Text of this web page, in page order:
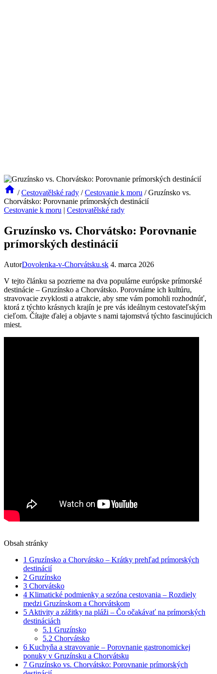
/ Cestovatělské rady / Cestovanie k moru / Gruzínsko vs.
Chorvátsko: Porovnanie prímorských destinácií
Cestovanie k moru | Cestovatělské rady
Gruzínsko vs. Chorvátsko: Porovnanie
prímorských destinácií
AutorDovolenka-v-Chorvátsku.sk 4. marca 2026
V tejto článku sa pozrieme na dva populárne európske prímorské
destinácie – Gruzínsko a Chorvátsko. Porovnáme ich kultúru,
stravovacie zvyklosti a atrakcie, aby sme vám pomohli rozhodnúť,
ktorá z týchto krásnych krajín je pre vás ideálnym cestovateľským
cieľom. Čítajte ďalej a objavte s nami tajomstvá týchto fascinujúcich
miest.
Obsah stránky
1 Gruzínsko a Chorvátsko – Krátky prehľad prímorských
destinácií
2 Gruzínsko
3 Chorvátsko
4 Klimatické podmienky a sezóna cestovania – Rozdiely
medzi Gruzínskom a Chorvátskom
5 Aktivity a zážitky na pláži – Čo očakávať na prímorských
destináciách
5.1 Gruzínsko
5.2 Chorvátsko
6 Kuchyňa a stravovanie – Porovnanie gastronomickej
ponuky v Gruzínsku a Chorvátsku
7 Gruzínsko vs. Chorvátsko: Porovnanie prímorských